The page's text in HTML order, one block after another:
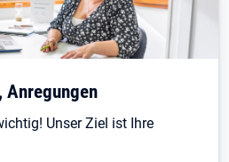
Anregungen
Unser Ziel ist Ihre